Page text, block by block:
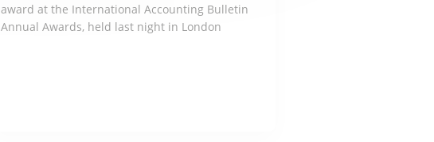
award at the International Accounting Bulletin
Annual Awards, held last night in London